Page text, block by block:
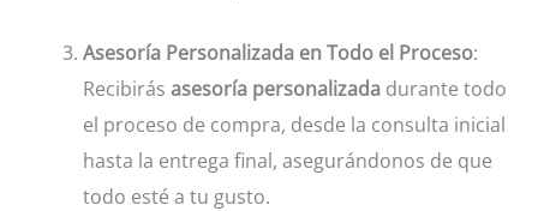
Asesoría Personalizada en Todo el Proceso:
Recibirásasesoría personalizada durante todo
el proceso de compra, desde la consulta inicial
hasta la entrega final, asegurándonos de que
todo esté a tu gusto.